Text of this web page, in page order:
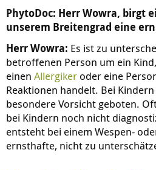
PhytoDoc: Herr Wowra, birgt
unserem Breitengrad eine
Herr Wowra: Es ist zu
betroffenen Person um ein
einen Allergiker oder eine
Reaktionen handelt. Bei
besondere Vorsicht geboten.
bei Kindern noch nicht
entsteht bei einem Wespen-
ernsthafte, nicht zu